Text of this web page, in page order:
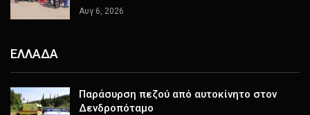
Αυγ 6, 2026
ΕΛΛΑΔΑ
Παράσυρση πεζού από αυτοκίνητο στον
Δενδροπόταμο